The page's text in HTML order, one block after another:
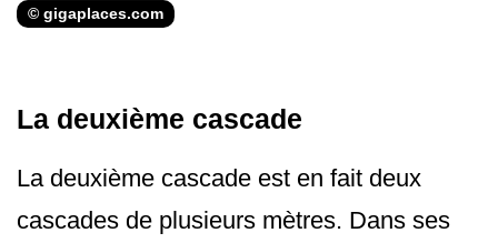
© gigaplaces.com
La deuxième cascade
La deuxième cascade est en fait deux
cascades de plusieurs mètres. Dans ses